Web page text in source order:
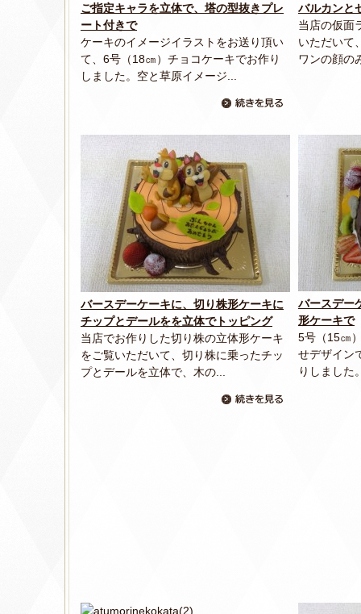
ご指定キャラを立体で、塔の型抜きプレ
ート付きで
ケーキのイメージイラストをお送り頂い
て、6号（18㎝）チョコケーキでお作り
しました。空と草原イメージ...
バルカンと
当店の仮面
いただいて
ワンの顔の
バースデーケーキに、切り株形ケーキに
チップとデールをを立体でトッピング
当店でお作りした切り株の立体形ケーキ
をご覧いただいて、切り株に乗ったチッ
プとデールを立体で、木の...
バースデー
形ケーキで
5号（15㎝
せデザイン
りしました